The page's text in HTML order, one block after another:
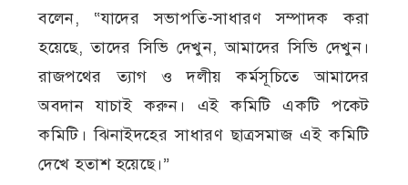
বলেন, “যাদের সভাপতি-সাধারণ সম্পাদক করা
হয়েছে, তাদের সিভি দেখুন, আমাদের সিভি দেখুন।
রাজপথের ত্যাগ ও দলীয় কর্মসূচিতে আমাদের
অবদান যাচাই করুন। এই কমিটি একটি পকেট
কমিটি। ঝিনাইদহের সাধারণ ছাত্রসমাজ এই কমিটি
দেখে হতাশ হয়েছে।”